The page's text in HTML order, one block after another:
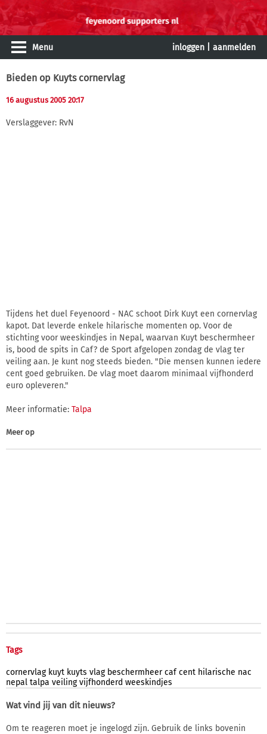
Menu inloggen aanmelden
Bieden op Kuyts cornervlag
16 augustus 2005 20:17
Verslaggever: RvN
Tijdens het duel Feyenoord - NAC schoot Dirk Kuyt een cornervlag
kapot. Dat leverde enkele hilarische momenten op. Voor de
stichting voor weeskindjes in Nepal, waarvan Kuyt beschermheer
is, bood de spits in Caf? de Sport afgelopen zondag de vlag ter
veiling aan. Je kunt nog steeds bieden. "Die mensen kunnen iedere
cent goed gebruiken. De vlag moet daarom minimaal vijfhonderd
euro opleveren."
Meer informatie: Talpa
Meer op
Tags
cornervlag kuyt kuyts vlag beschermheer caf cent hilarische nac
nepal talpa veiling vijfhonderd weeskindjes
Wat vind jij van dit nieuws?
Om te reageren moet je ingelogd zijn. Gebruik de links bovenin